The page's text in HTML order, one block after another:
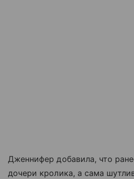
Дженнифер добавила, что
дочери кролика, а сама